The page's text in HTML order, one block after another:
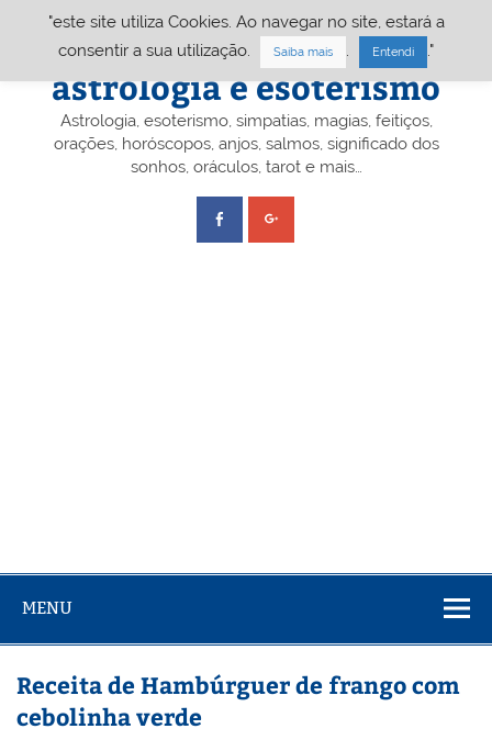
Portal A&E – Portal
astrologia e esoterismo
Astrologia, esoterismo, simpatias, magias, feitiços,
orações, horóscopos, anjos, salmos, significado dos
sonhos, oráculos, tarot e mais…
MENU
Receita de Hambúrguer de frango com
cebolinha verde
"este site utiliza Cookies. Ao navegar no site, estará a
consentir a sua utilização.
Saiba mais Entendi ."